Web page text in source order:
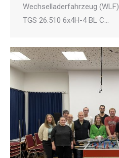
Wechselladerfahrzeug (WLF)
TGS 26.510 6x4H-4 BL C…